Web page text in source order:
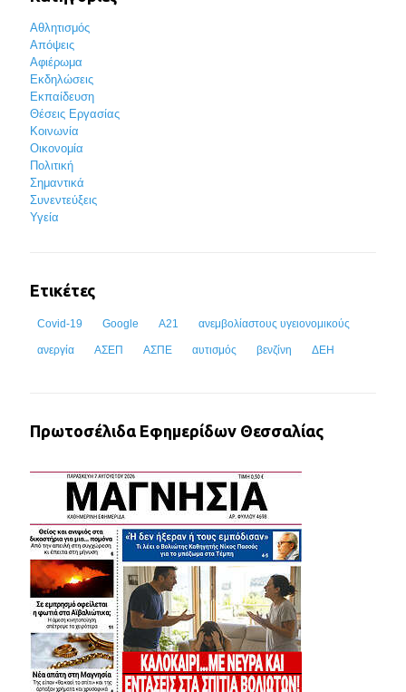
Αθλητισμός
Απόψεις
Αφιέρωμα
Εκδηλώσεις
Εκπαίδευση
Θέσεις Εργασίας
Κοινωνία
Οικονομία
Πολιτική
Σημαντικά
Συνεντεύξεις
Υγεία
Ετικέτες
Covid-19 Google Α21 ανεμβολίαστους υγειονομικούς
ανεργία ΑΣΕΠ ΑΣΠΕ αυτισμός βενζίνη ΔΕΗ
Πρωτοσέλιδα Εφημερίδων Θεσσαλίας